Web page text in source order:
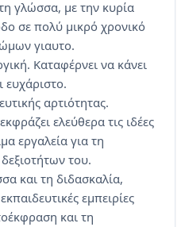
γλώσσα, με την κυρία
σε πολύ μικρό χρονικό
γιαυτο.
Καταφέρνει να κάνει
ευχάριστο.
αρτιότητας.
ελεύθερα τις ιδέες
εργαλεία για τη
του.
και τη διδασκαλία,
εμπειρίες
και τη